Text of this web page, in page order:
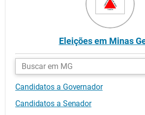
Eleições em Minas
Buscar
candidatos:
Candidatos a Governador
Candidatos a Senador